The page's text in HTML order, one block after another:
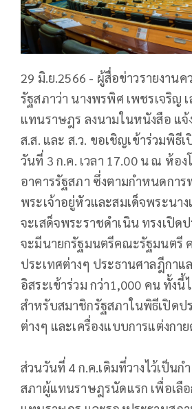
29 มิ.ย.2566 - ผู้สื่อข่าวรายงาน
รัฐสภาว่า นางพรพิศ เพชรเจริญ
แทนราษฎร ลงนามในหนังสือ แจ้
ส.ส. และ ส.ว. ขอเชิญเข้าร่วมพิธี
วันที่ 3 ก.ค. เวลา 17.00 น ณ ห้อง
อาคารรัฐสภา ซึ่งตามกำหนดการ
พระเจ้าอยู่หัวและสมเด็จพระนา
จะเสด็จพระราชดำเนิน ทรงเปิด
จะมีนายกรัฐมนตรีคณะรัฐมนตรี
ประเทศต่างๆ ประธานศาลฎีกาแ
อิสระเข้าร่วม กว่า1,000 คน ทั้ง
สำหรับสมาชิกรัฐสภาในพิธีเปิด
ต่างๆ และเครื่องแบบการแต่งกา
ส่วนวันที่ 4 ก.ค.เดิมที่วางไว้เป็น
สภาผู้แทนราษฎรนัดแรก เพื่อเลื